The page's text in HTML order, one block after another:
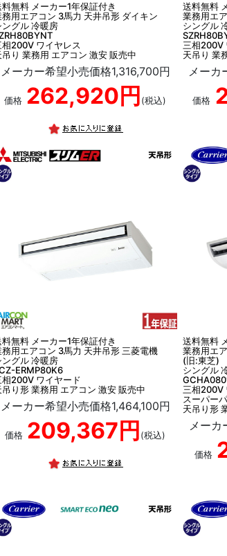
料無料 メーカー1年保証付き
務用エアコン 3馬力 天井吊形 ダイキン
ングル 冷暖房
相200V ワイヤレス
吊り 業務用 エアコン 激安 販売中
メーカー希望小売価格1,316,700円
価格 262,920円 (税込)
送料無料
業務用エ
シングル
三相200V
天吊り 業
メーカ
価格
料無料 メーカー1年保証付き
務用エアコン 3馬力 天井吊形 三菱電機
ングル 冷暖房
ERMP80K6
相200V ワイヤード
吊り形 業務用 エアコン 激安 販売中
メーカー希望小売価格1,464,100円
価格 209,367円 (税込)
送料無料
業務用エ
(旧:東芝)
シングル
三相200V
スーパー
天吊り形
メーカ
価格